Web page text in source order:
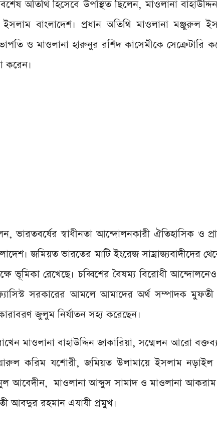
অতিথি হিসেবে উপস্থিত ছিলেন, মাওলানা
বাংলাদেশ। প্রধান অতিথি মাওলানা মঞ্জুরুল
ও মাওলানা হারুনুর রশিদ কাসেমীকে সেক্রেটারি
করেন।
ভারতবর্ষের স্বাধীনতা আন্দোলনকারী ঐতিহাসিক ও
জমিয়ত ভারতের মাটি ইংরেজ সাম্রাজ্যবাদীদের
ভূমিকা রেখেছে। চব্বিশের বৈষম্য বিরোধী
সরকারের আমলে আমাদের অর্থ সম্পাদক মুফতী
জুলুম নির্যাতন সহ্য করেছেন।
মাওলানা বাহাউদ্দিন জাকারিয়া, সম্মেলন আরো বক্তব্য
করিম যশোরী, জমিয়ত উলামায়ে ইসলাম নড়াইল
আবেদীন, মাওলানা আব্দুস সামাদ ও মাওলানা
আবদুর রহমান এযাযী প্রমুখ।